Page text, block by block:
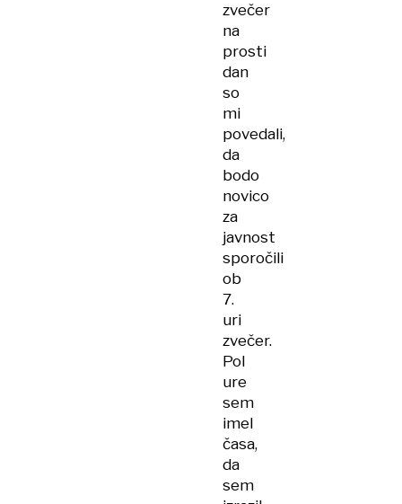
zvečer
na
prosti
dan
so
mi
povedali,
da
bodo
novico
za
javnost
sporočili
ob
7.
uri
zvečer.
Pol
ure
sem
imel
časa,
da
sem